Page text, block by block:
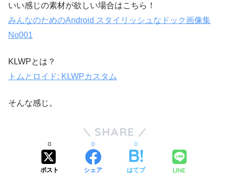
いい感じの素材が欲しい場合はこちら！
みんなのためのAndroid スタイリッシュなドック画像集
No001
KLWPとは？
トムとロイド: KLWPカスタム
そんな感じ。
SHARE
ポスト
0
シェア
0
はてブ
0
LINE